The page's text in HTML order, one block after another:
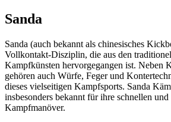
Sanda
Sanda (auch bekannt als chinesisches
Vollkontakt-Disziplin, die aus den
Kampfkünsten hervorgegangen ist. Neben
gehören auch Würfe, Feger und
dieses vielseitigen Kampfsports. Sanda
insbesonders bekannt für ihre schnellen und
Kampfmanöver.